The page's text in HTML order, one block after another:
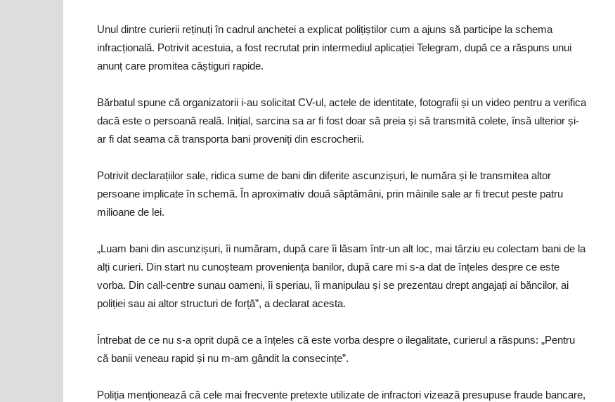
Unul dintre curierii reținuți în cadrul anchetei a explicat polițiștilor cum a ajuns să participe la schema
infracțională. Potrivit acestuia, a fost recrutat prin intermediul aplicației Telegram, după ce a răspuns unui
anunț care promitea câștiguri rapide.
Bărbatul spune că organizatorii i-au solicitat CV-ul, actele de identitate, fotografii și un video pentru a verifica
dacă este o persoană reală. Inițial, sarcina sa ar fi fost doar să preia și să transmită colete, însă ulterior și-
ar fi dat seama că transporta bani proveniți din escrocherii.
Potrivit declarațiilor sale, ridica sume de bani din diferite ascunzișuri, le număra și le transmitea altor
persoane implicate în schemă. În aproximativ două săptămâni, prin mâinile sale ar fi trecut peste patru
milioane de lei.
„Luam bani din ascunzișuri, îi număram, după care îi lăsam într-un alt loc, mai târziu eu colectam bani de la
alți curieri. Din start nu cunoșteam proveniența banilor, după care mi s-a dat de înțeles despre ce este
vorba. Din call-centre sunau oameni, îi speriau, îi manipulau și se prezentau drept angajați ai băncilor, ai
poliției sau ai altor structuri de forță”, a declarat acesta.
Întrebat de ce nu s-a oprit după ce a înțeles că este vorba despre o ilegalitate, curierul a răspuns: „Pentru
că banii veneau rapid și nu m-am gândit la consecințe”.
Poliția menționează că cele mai frecvente pretexte utilizate de infractori vizează presupuse fraude bancare,